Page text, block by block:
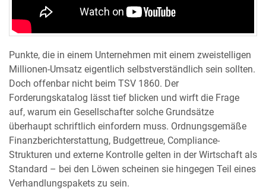
Punkte, die in einem Unternehmen mit einem zweistelligen
Millionen-Umsatz eigentlich selbstverständlich sein sollten.
Doch offenbar nicht beim TSV 1860. Der
Forderungskatalog lässt tief blicken und wirft die Frage
auf, warum ein Gesellschafter solche Grundsätze
überhaupt schriftlich einfordern muss. Ordnungsgemäße
Finanzberichterstattung, Budgettreue, Compliance-
Strukturen und externe Kontrolle gelten in der Wirtschaft als
Standard – bei den Löwen scheinen sie hingegen Teil eines
Verhandlungspakets zu sein.